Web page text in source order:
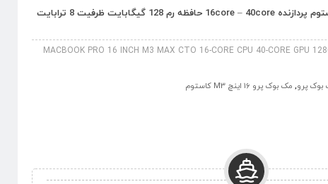
مک بوک پرو 16 اینچ M3 Max کاستوم پردازنده 16core – 40core حافظه رم 128 گیگابایت ظرفیت 8 ترابایت
MACBOOK PRO 16 INCH M3 MAX CTO 16-CORE CPU 40-CORE GPU
بوک پرو, مک بوک پرو 16 اینچ M3 کاستوم